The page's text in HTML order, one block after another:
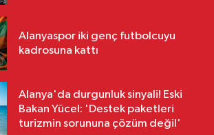
Alanyaspor iki genç futbolcuyu
kadrosuna kattı
Alanya'da durgunluk sinyali! Eski
Bakan Yücel: 'Destek paketleri
turizmin sorununa çözüm değil'